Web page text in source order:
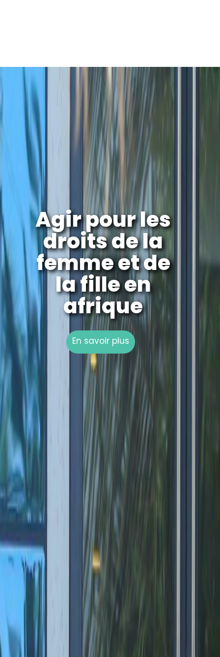
Agir pour les
droits de la
femme et de
la fille en
afrique
En savoir plus